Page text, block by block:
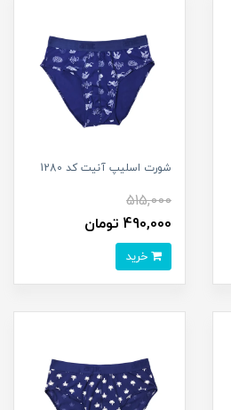
شورت اسلیپ آنیت کد 1280
515,000
490,000 تومان